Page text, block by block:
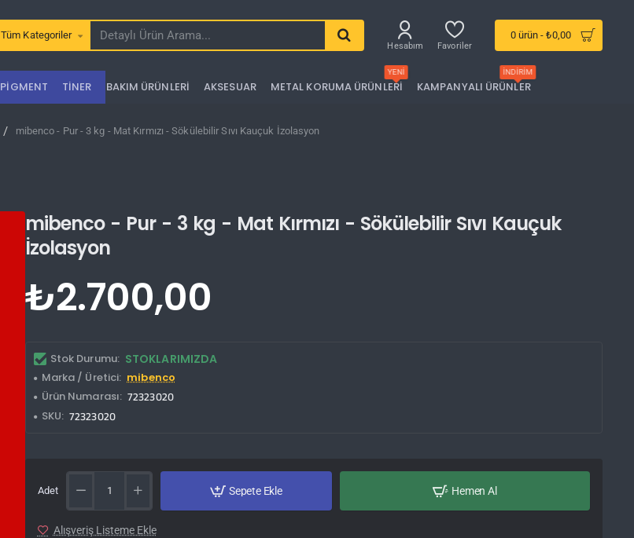
Tüm Kategoriler
Hesabım Favoriler
0 ürün - ₺0,00
PIGMENT TINER BAKIM ÜRÜNLERI AKSESUAR METAL KORUMA ÜRÜNLERI
YENI
KAMPANYALI ÜRÜNLER
İNDIRIM
mibenco - Pur - 3 kg - Mat Kırmızı - Sökülebilir Sıvı Kauçuk İzolasyon
mibenco - Pur - 3 kg - Mat Kırmızı - Sökülebilir Sıvı Kauçuk
İzolasyon
Stok Durumu: STOKLARIMIZDA
Marka / Üretici: mibenco
Ürün Numarası: 72323020
SKU: 72323020
₺2.700,00
Adet Sepete Ekle Hemen Al
Alışveriş Listeme Ekle